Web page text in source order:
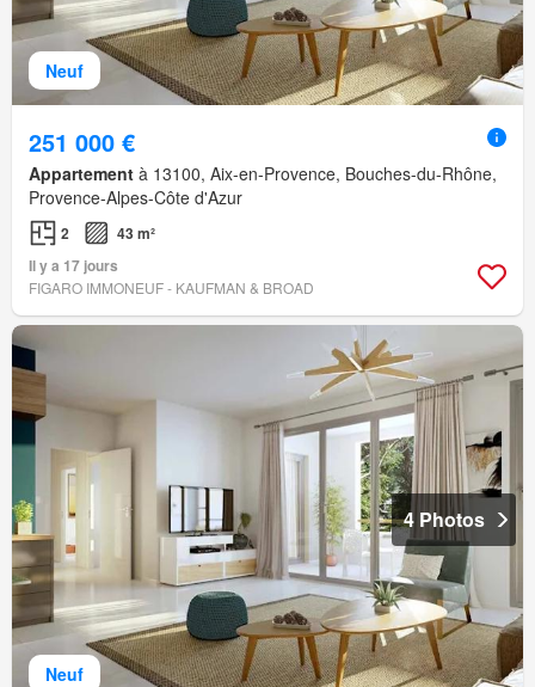
Neuf
251 000 €
Appartement à 13100, Aix-en-Provence, Bouches-du-Rhône,
Provence-Alpes-Côte d'Azur
2
43 m²
Il y a 17 jours
FIGARO IMMONEUF - KAUFMAN & BROAD
Neuf
4 Photos